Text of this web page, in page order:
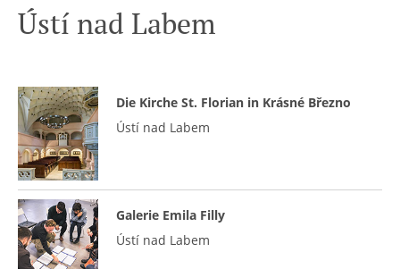
Ústí nad Labem
Die Kirche St. Florian in Krásné Březno
Ústí nad Labem
Galerie Emila Filly
Ústí nad Labem